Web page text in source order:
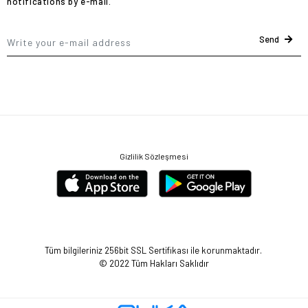
Send
Gizlilik Sözleşmesi
Tüm bilgileriniz 256bit SSL Sertifikası ile korunmaktadır.
© 2022 Tüm Hakları Saklıdır